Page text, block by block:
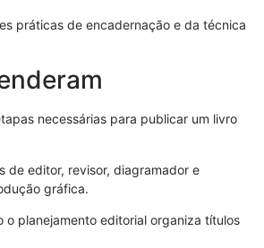
práticas de encadernação e da técnica
necessárias para publicar um livro
de editor, revisor, diagramador e
gráfica.
o planejamento editorial organiza títulos